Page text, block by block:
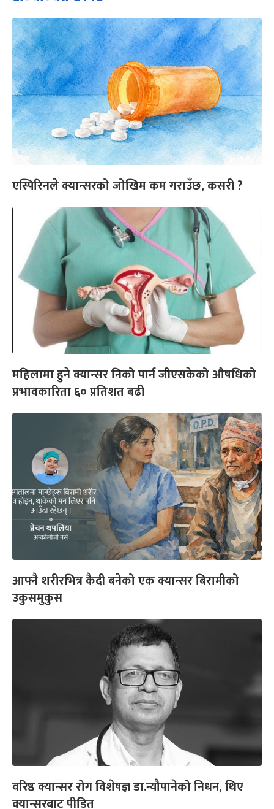
एस्पिरिनले क्यान्सरको जोखिम कम गराउँछ, कसरी ?
महिलामा हुने क्यान्सर निको पार्न जीएसकेको औषधिको
प्रभावकारिता ६० प्रतिशत बढी
आफ्नै शरीरभित्र कैदी बनेको एक क्यान्सर बिरामीको
उकुसमुकुस
वरिष्ठ क्यान्सर रोग विशेषज्ञ डा.न्यौपानेको निधन, थिए
क्यान्सरबाट पीडित